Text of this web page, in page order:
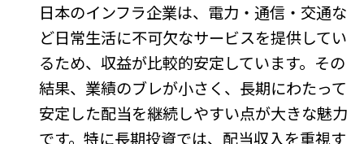
日本のインフラ企業は、電力・通信・交通な
ど日常生活に不可欠なサービスを提供してい
るため、収益が比較的安定しています。その
結果、業績のブレが小さく、長期にわたって
安定した配当を継続しやすい点が大きな魅力
です。特に長期投資では、配当収入を重視す